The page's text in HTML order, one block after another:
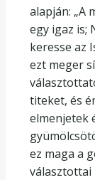
alapján: „A
egy igaz is;
keresse az
ezt meger
titeket, és
elmenjetek
ez maga a
választottai